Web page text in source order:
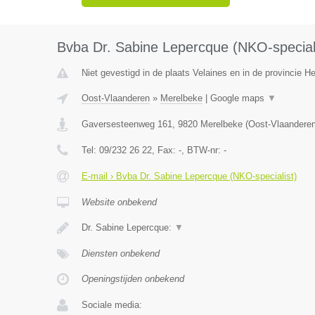
Bvba Dr. Sabine Lepercque (NKO-
Niet gevestigd in de plaats Velaines en in de provincie
Oost-Vlaanderen» Merelbeke| Google maps ▼
Gaversesteenweg 161, 9820 Merelbeke(Oost-
Tel: 09/232 26 22, Fax: -, BTW-nr: -
E-mail › Bvba Dr. Sabine Lepercque (NKO-specialist)
Website onbekend
Dr. Sabine Lepercque: ▼
Diensten onbekend
Openingstijden onbekend
Sociale media: